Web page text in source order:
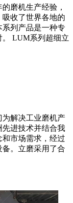
磨机生产经验，
收了世界各地的
列产品是一种专
。 LUM系列超细立
解决工业磨机产
进技术并结合我
市场需求，经过
。立磨采用了合